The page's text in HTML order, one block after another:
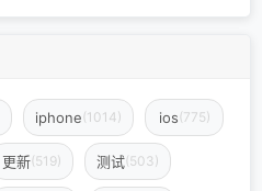
iphone(1014) ios(775)
更新(519) 测试(503)